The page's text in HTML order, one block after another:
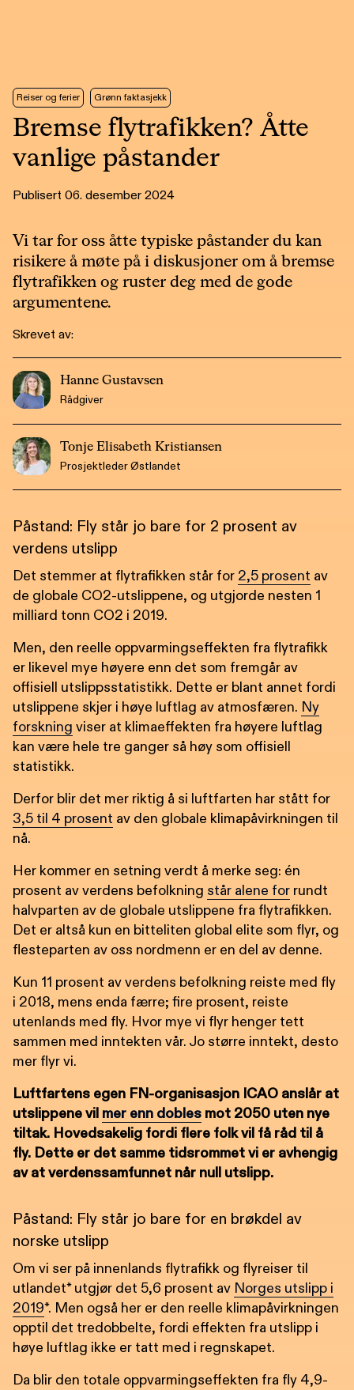
Reiser og ferier Grønn faktasjekk
Bremse flytrafikken? Åtte
vanlige påstander
Publisert 06. desember 2024
Vi tar for oss åtte typiske påstander du kan
risikere å møte på i diskusjoner om å bremse
flytrafikken og ruster deg med de gode
argumentene.
Skrevet av:
Hanne Gustavsen
Rådgiver
Tonje Elisabeth Kristiansen
Prosjektleder Østlandet
Påstand: Fly står jo bare for 2 prosent av
verdens utslipp
Det stemmer at flytrafikken står for 2,5 prosent av
de globale CO2-utslippene, og utgjorde nesten 1
milliard tonn CO2 i 2019.
Men, den reelle oppvarmingseffekten fra flytrafikk
er likevel mye høyere enn det som fremgår av
offisiell utslippsstatistikk. Dette er blant annet fordi
utslippene skjer i høye luftlag av atmosfæren. Ny
forskning viser at klimaeffekten fra høyere luftlag
kan være hele tre ganger så høy som offisiell
statistikk.
Derfor blir det mer riktig å si luftfarten har stått for
3,5 til 4 prosent av den globale klimapåvirkningen til
nå.
Her kommer en setning verdt å merke seg: én
prosent av verdens befolkning står alene for rundt
halvparten av de globale utslippene fra flytrafikken.
Det er altså kun en bitteliten global elite som flyr, og
flesteparten av oss nordmenn er en del av denne.
Kun 11 prosent av verdens befolkning reiste med fly
i 2018, mens enda færre; fire prosent, reiste
utenlands med fly. Hvor mye vi flyr henger tett
sammen med inntekten vår. Jo større inntekt, desto
mer flyr vi.
Luftfartens egen FN-organisasjon ICAO anslår at
utslippene vil mer enn dobles mot 2050 uten nye
tiltak. Hovedsakelig fordi flere folk vil få råd til å
fly. Dette er det samme tidsrommet vi er avhengig
av at verdenssamfunnet når null utslipp.
Påstand: Fly står jo bare for en brøkdel av
norske utslipp
Om vi ser på innenlands flytrafikk og flyreiser til
utlandet* utgjør det 5,6 prosent av Norges utslipp i
2019*. Men også her er den reelle klimapåvirkningen
opptil det tredobbelte, fordi effekten fra utslipp i
høye luftlag ikke er tatt med i regnskapet.
Da blir den totale oppvarmingseffekten fra fly 4,9-